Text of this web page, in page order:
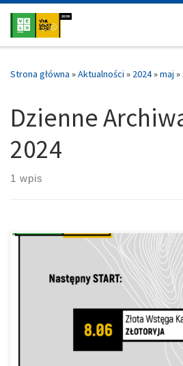
Przejdź do treści
Strona główna »Aktualności » 2024»maj »
Dzienne
2024
1 wpis
Po raz kolejny w tym roku w sobotę
punktowanym do naszego cyklu.
pofałdowaną trasą, poprowadzoną w
Kaczawy i brukowanym podjazdem do
cały czas otwarte. Zapraszamy